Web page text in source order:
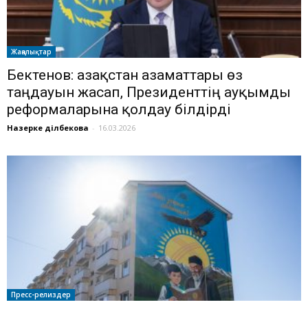
Жаңалықтар
Бектенов: Қазақстан азаматтары өз
таңдауын жасап, Президенттің ауқымды
реформаларына қолдау білдірді
Назерке Әділбекова - 16.03.2026
Пресс-релиздер